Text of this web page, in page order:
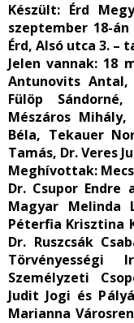
Készült: Érd
szeptember 18-
Érd, Alsó utca 3.
Jelen vannak: 18
Antunovits Antal,
Fülöp
Mészáros
Béla, Tekauer
Tamás, Dr. Veres
Meghívottak:
Dr. Csupor
Magyar Melinda
Péterfia
Dr. Ruszcsák
Törvényességi
Személyzeti
Judit Jogi és
Marianna